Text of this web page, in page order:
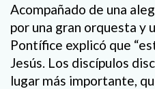
Acompañado de una
por una gran orquesta y
Pontífice explicó que
Jesús. Los discípulos
lugar más importante,